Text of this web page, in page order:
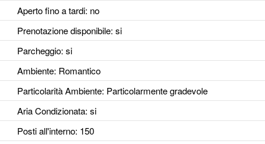
Aperto fino a tardi: no
Prenotazione disponibile: si
Parcheggio: si
Ambiente: Romantico
Particolarità Ambiente: Particolarmente gradevole
Aria Condizionata: si
Posti all'interno: 150